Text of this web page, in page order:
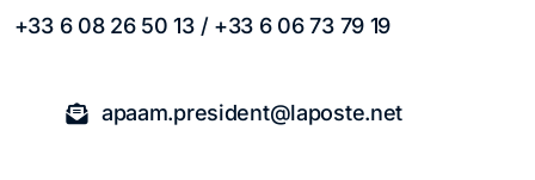
+33 6 08 26 50 13 / +33 6 06 73 79 19
apaam.president@laposte.net